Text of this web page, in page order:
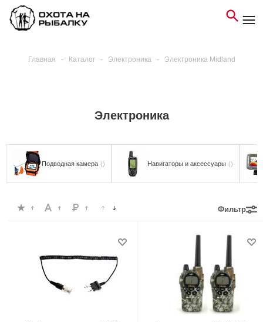
Главная - Каталог - Электроника - Электроника Midland
Электроника
Подводная камера () Навигаторы и аксессуары ()
Фильтр